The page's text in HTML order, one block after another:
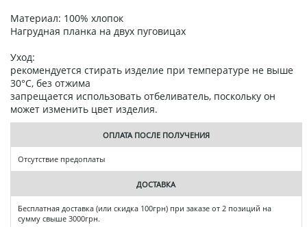
Материал: 100% хлопок
Нагрудная планка на двух пуговицах
Уход:
рекомендуется стирать изделие при температуре не выше
30°C, без отжима
запрещается использовать отбеливатель, поскольку он
может изменить цвет изделия.
ОПЛАТА ПОСЛЕ ПОЛУЧЕНИЯ
Отсутствие предоплаты
ДОСТАВКА
Бесплатная доставка (или скидка 100грн) при заказе от 2 позиций на
сумму свыше 3000грн.